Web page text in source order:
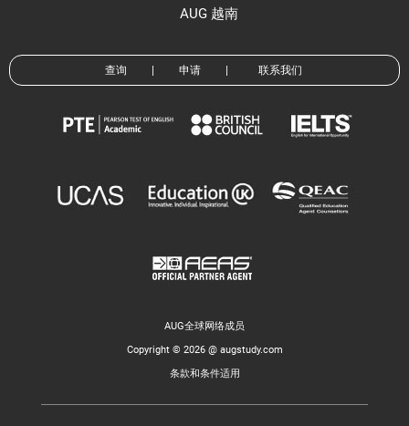
AUG 越南
查询 | 申请 | 联系我们
AUG全球网络成员
Copyright © 2026 @ augstudy.com
条款和条件适用